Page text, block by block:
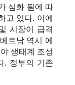
심화 됨에 따
고 있다. 이에
시장이 급격
트남 역시 에
생태계 조성
. 정부의 기존